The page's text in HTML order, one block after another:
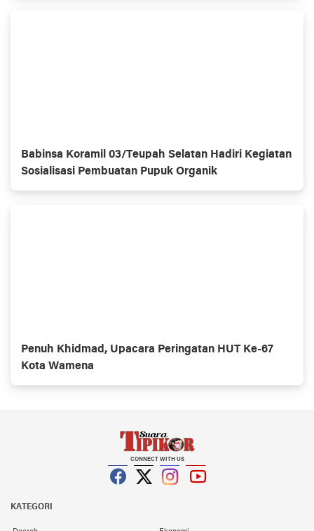
Babinsa Koramil 03/Teupah Selatan Hadiri Kegiatan
Sosialisasi Pembuatan Pupuk Organik
Penuh Khidmad, Upacara Peringatan HUT Ke-67
Kota Wamena
CONNECT WITH US
KATEGORI